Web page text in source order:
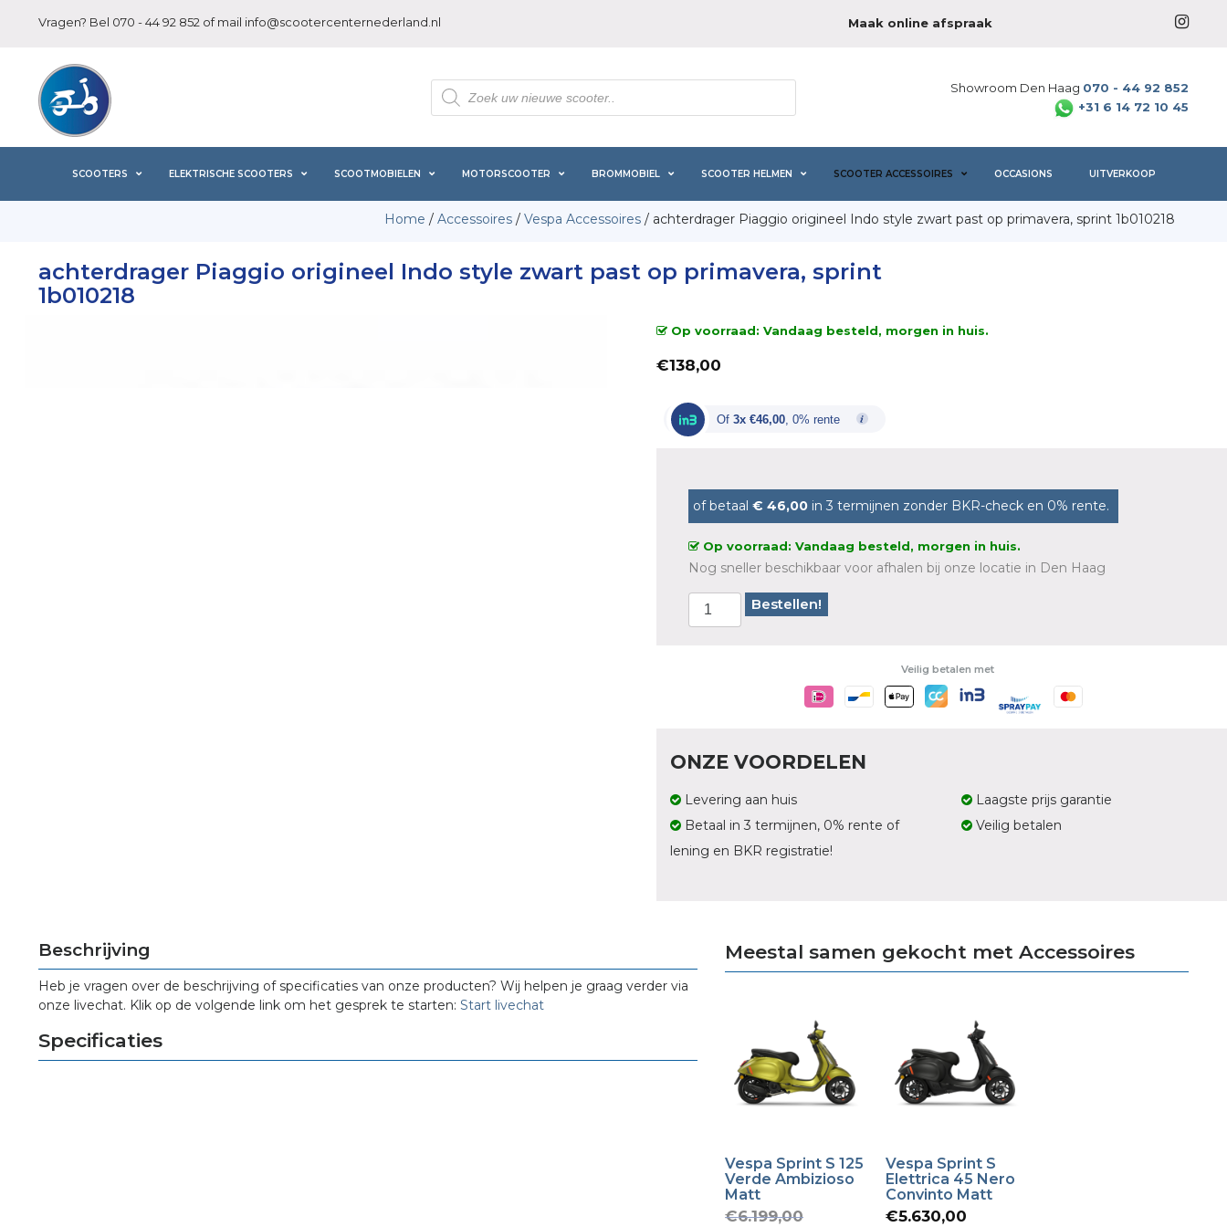
Vragen? Bel 070 - 44 92 852 of mail info@scootercenternederland.nl Maak online afspraak
Producten
zoeken
Showroom Den Haag 070 - 44 92 852
+31 6 14 72 10 45
SCOOTERS ELEKTRISCHE SCOOTERS SCOOTMOBIELEN MOTORSCOOTER BROMMOBIEL SCOOTER HELMEN SCOOTER ACCESSOIRES OCCASIONS UITVERKOOP
Home / Accessoires / Vespa Accessoires / achterdrager Piaggio origineel Indo style zwart past op primavera, sprint 1b010218
achterdrager Piaggio origineel Indo style zwart past op primavera, sprint
1b010218
Op voorraad: Vandaag besteld, morgen in huis.
€138,00
Of 3x €46,00, 0% rente
of betaal € 46,00in 3 termijnen zonder BKR-check en 0% rente.
Op voorraad: Vandaag besteld, morgen in huis.
Nog sneller beschikbaar voor afhalen bij onze locatie in Den Haag
Bestellen!
Veilig betalen met
ONZE VOORDELEN
Levering aan huis
Betaal in 3 termijnen, 0% rente of
lening en BKR registratie!
Laagste prijs garantie
Veilig betalen
Beschrijving
Heb je vragen over de beschrijving of specificaties van onze producten? Wij helpen je graag verder via
onze livechat. Klik op de volgende link om het gesprek te starten: Start livechat
Specificaties
Meestal samen gekocht met Accessoires
Vespa Sprint S 125
Verde Ambizioso
Matt
€6.199,00Oorspronkelijke
Vespa Sprint S
Elettrica 45 Nero
Convinto Matt
€5.630,00